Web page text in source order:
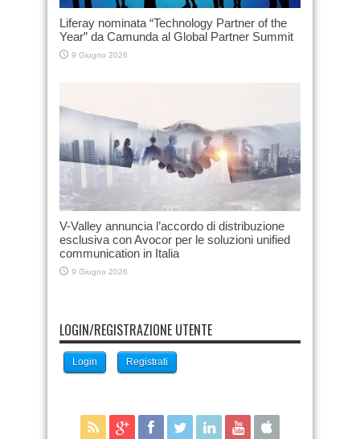
Liferay nominata “Technology Partner of the
Year” da Camunda al Global Partner Summit
9 Giugno 2026
V-Valley annuncia l’accordo di distribuzione
esclusiva con Avocor per le soluzioni unified
communication in Italia
9 Giugno 2026
LOGIN/REGISTRAZIONE UTENTE
Login Registrati